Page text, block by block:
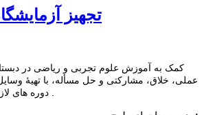
تجهیز
کمک به آموزش علوم تجربی و ریاضی در
عملی، خلاق، مشارکتی و حل مسأله، با تهیۀ